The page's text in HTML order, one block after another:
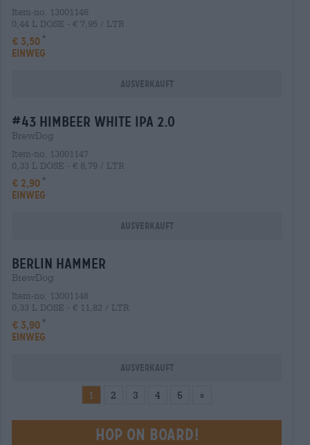
Item-no. 13001146
0,44 L DOSE - € 7,95 / LTR
€ 3,50
EINWEG
Ausverkauft
#43 himbeer white ipa 2.0
BrewDog
Item-no. 13001147
0,33 L DOSE - € 8,79 / LTR
€ 2,90
EINWEG
Ausverkauft
berlin hammer
BrewDog
Item-no. 13001148
0,33 L DOSE - € 11,82 / LTR
€ 3,90
EINWEG
Ausverkauft
1 2 3 4 5 »
Hop on board!